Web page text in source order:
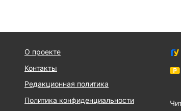
О проекте
Контакты
Редакционная политика
Политика конфиденциальности